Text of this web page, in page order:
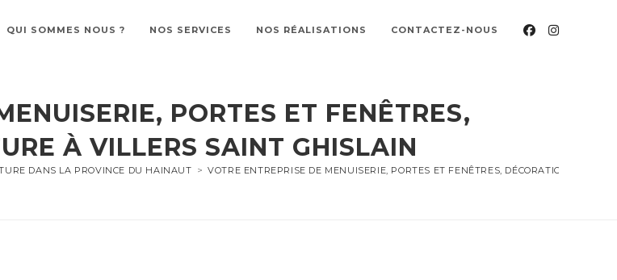
QUI SOMMES NOUS ? NOS SERVICES NOS RÉALISATIONS CONTACTEZ-NOUS
PORTES ET FENÊTRES,
À VILLERS SAINT GHISLAIN
DANS LA PROVINCE DU HAINAUT > VOTRE ENTREPRISE DE MENUISERIE, PORTES ET FENÊTRES, DÉCORATION,